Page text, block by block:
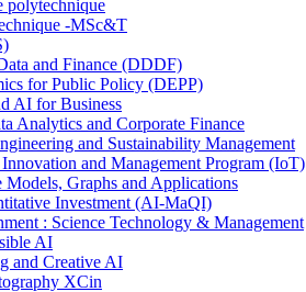
polytechnique
-MSc&T
and Finance (DDDF)
for Public Policy (DEPP)
AI for Business
Analytics and Corporate Finance
and Sustainability Management
and Management Program (IoT)
Graphs and Applications
Investment (AI-MaQI)
: Science Technology & Management
AI
and Creative AI
XCin